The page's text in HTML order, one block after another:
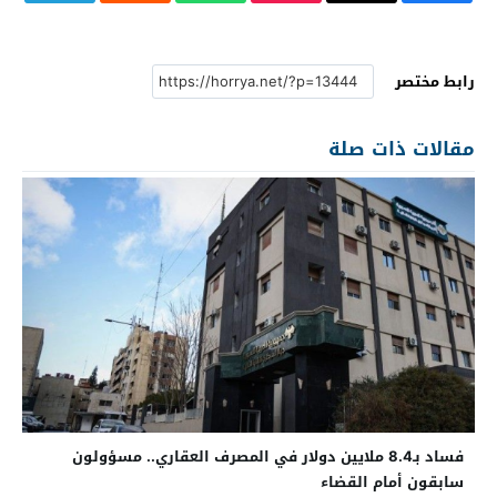
رابط مختصر
مقالات ذات صلة
فساد بـ8.4 ملايين دولار في المصرف العقاري.. مسؤولون
سابقون أمام القضاء